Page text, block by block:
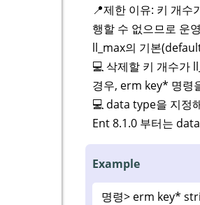
📍제한 이유: 키 개수
행할 수 없으므로 운
ll_max의 기본
💻 삭제할 키 개수가
경우, erm key* 명령
💻 data type을 지정
Ent 8.1.0 부터는
Example
명령> erm key*